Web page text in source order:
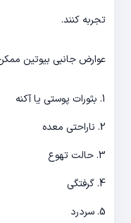
تجربه کنند.
عوارض جانبی بیوتین
1. بثورات پوستی یا آکنه
2. ناراحتی معده
3. حالت تهوع
4. گرفتگی
5. سردرد